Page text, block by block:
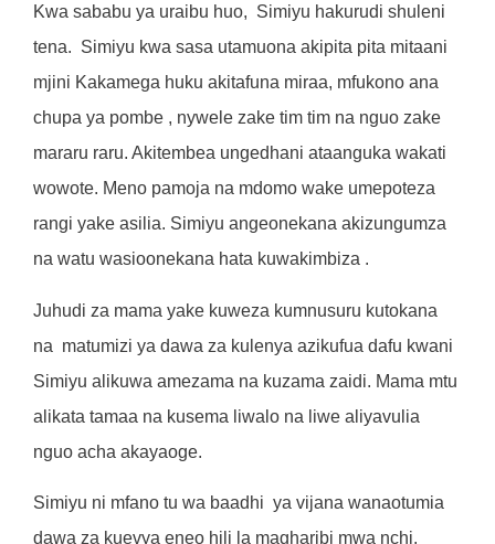
Kwa sababu ya uraibu huo, Simiyu hakurudi shuleni
tena. Simiyu kwa sasa utamuona akipita pita mitaani
mjini Kakamega huku akitafuna miraa, mfukono ana
chupa ya pombe , nywele zake tim tim na nguo zake
mararu raru. Akitembea ungedhani ataanguka wakati
wowote. Meno pamoja na mdomo wake umepoteza
rangi yake asilia. Simiyu angeonekana akizungumza
na watu wasioonekana hata kuwakimbiza .
Juhudi za mama yake kuweza kumnusuru kutokana
na matumizi ya dawa za kulenya azikufua dafu kwani
Simiyu alikuwa amezama na kuzama zaidi. Mama mtu
alikata tamaa na kusema liwalo na liwe aliyavulia
nguo acha akayaoge.
Simiyu ni mfano tu wa baadhi ya vijana wanaotumia
dawa za kuevya eneo hili la magharibi mwa nchi.